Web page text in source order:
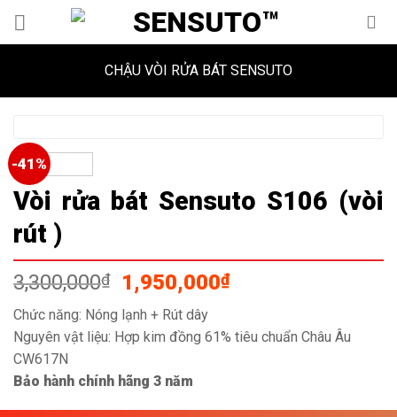
CHẬU VÒI RỬA BÁT SENSUTO
-41%
Vòi rửa bát Sensuto S106 (vòi
rút )
3,300,000₫
Giá
gốc
là:
3,300,000₫.
1,950,000₫Giá
là:
Chức năng: Nóng lạnh + Rút dây
Nguyên vật liệu: Hợp kim đồng 61% tiêu chuẩn Châu Âu
CW617N
Bảo hành chính hãng 3 năm